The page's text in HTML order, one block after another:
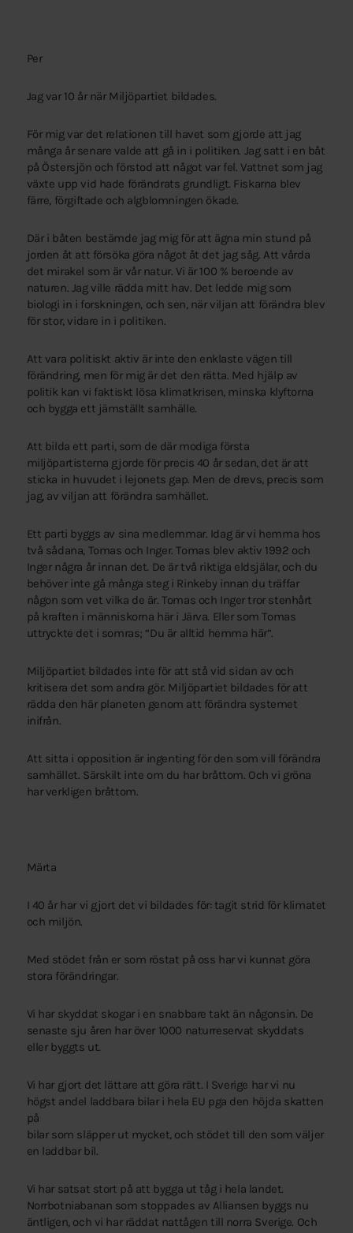
Per
Jag var 10 år när Miljöpartiet bildades.
För mig var det relationen till havet som gjorde att jag
många år senare valde att gå in i politiken. Jag satt i en båt
på Östersjön och förstod att något var fel. Vattnet som jag
växte upp vid hade förändrats grundligt. Fiskarna blev
färre, förgiftade och algblomningen ökade.
Där i båten bestämde jag mig för att ägna min stund på
jorden åt att försöka göra något åt det jag såg. Att vårda
det mirakel som är vår natur. Vi är 100 % beroende av
naturen. Jag ville rädda mitt hav. Det ledde mig som
biologi in i forskningen, och sen, när viljan att förändra blev
för stor, vidare in i politiken.
Att vara politiskt aktiv är inte den enklaste vägen till
förändring, men för mig är det den rätta. Med hjälp av
politik kan vi faktiskt lösa klimatkrisen, minska klyftorna
och bygga ett jämställt samhälle.
Att bilda ett parti, som de där modiga första
miljöpartisterna gjorde för precis 40 år sedan, det är att
sticka in huvudet i lejonets gap. Men de drevs, precis som
jag, av viljan att förändra samhället.
Ett parti byggs av sina medlemmar. Idag är vi hemma hos
två sådana, Tomas och Inger. Tomas blev aktiv 1992 och
Inger några år innan det. De är två riktiga eldsjälar, och du
behöver inte gå många steg i Rinkeby innan du träffar
någon som vet vilka de är. Tomas och Inger tror stenhårt
på kraften i människorna här i Järva. Eller som Tomas
uttryckte det i somras; “Du är alltid hemma här”.
Miljöpartiet bildades inte för att stå vid sidan av och
kritisera det som andra gör. Miljöpartiet bildades för att
rädda den här planeten genom att förändra systemet
inifrån.
Att sitta i opposition är ingenting för den som vill förändra
samhället. Särskilt inte om du har bråttom. Och vi gröna
har verkligen bråttom.
Märta
I 40 år har vi gjort det vi bildades för: tagit strid för klimatet
och miljön.
Med stödet från er som röstat på oss har vi kunnat göra
stora förändringar.
Vi har skyddat skogar i en snabbare takt än någonsin. De
senaste sju åren har över 1000 naturreservat skyddats
eller byggts ut.
Vi har gjort det lättare att göra rätt. I Sverige har vi nu
högst andel laddbara bilar i hela EU pga den höjda skatten
på
bilar som släpper ut mycket, och stödet till den som väljer
en laddbar bil.
Vi har satsat stort på att bygga ut tåg i hela landet.
Norrbotniabanan som stoppades av Alliansen byggs nu
äntligen, och vi har räddat nattågen till norra Sverige. Och